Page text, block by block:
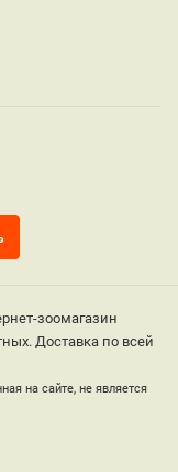
зоомагазин
Доставка по всей
на сайте, не является